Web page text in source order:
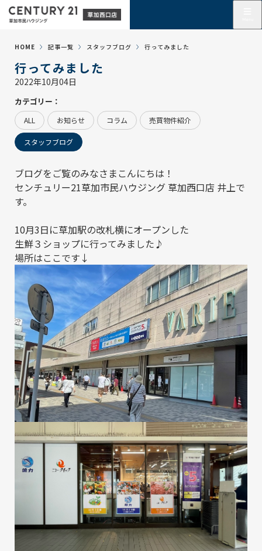
HOME 記事一覧 スタッフブログ 行ってみました
行ってみました
2022年10月04日
カテゴリー：
ALL お知らせ コラム 売買物件紹介
スタッフブログ
ブログをご覧のみなさまこんにちは！
センチュリー21草加市民ハウジング 草加西口店 井上で
す。
10月3日に草加駅の改札横にオープンした
生鮮３ショップに行ってみました♪
場所はここです↓